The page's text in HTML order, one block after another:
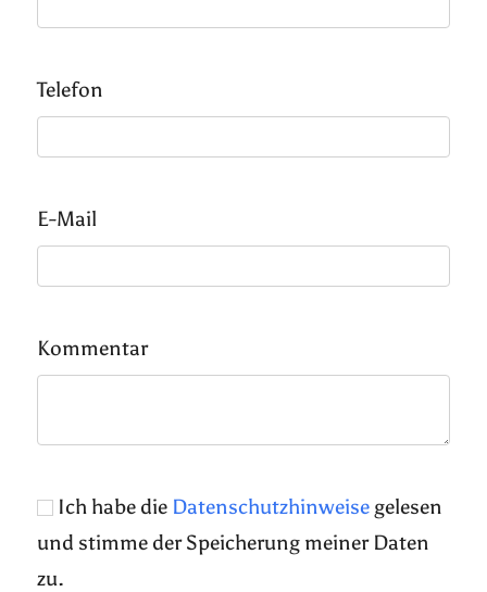
Telefon
E-Mail
Kommentar
Ich habe die Datenschutzhinweise gelesen
und stimme der Speicherung meiner Daten
zu.